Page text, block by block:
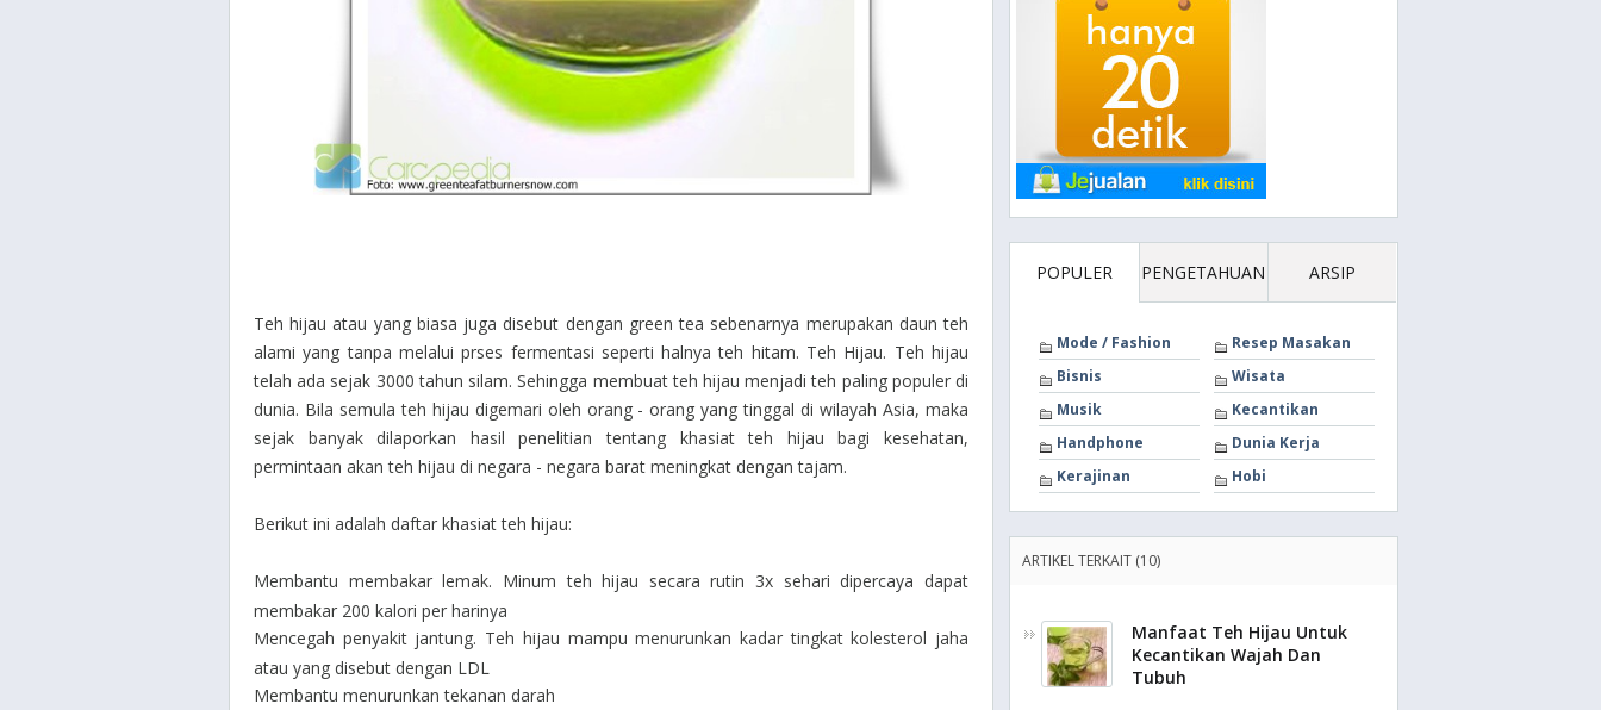
Teh hijau atau yang biasa juga disebut dengan green tea sebenarnya merupakan daun teh
alami yang tanpa melalui prses fermentasi seperti halnya teh hitam. Teh Hijau. Teh hijau
telah ada sejak 3000 tahun silam. Sehingga membuat teh hijau menjadi teh paling populer di
dunia. Bila semula teh hijau digemari oleh orang - orang yang tinggal di wilayah Asia, maka
sejak banyak dilaporkan hasil penelitian tentang khasiat teh hijau bagi kesehatan,
permintaan akan teh hijau di negara - negara barat meningkat dengan tajam.
Berikut ini adalah daftar khasiat teh hijau:
Membantu membakar lemak. Minum teh hijau secara rutin 3x sehari dipercaya dapat
membakar 200 kalori per harinya
Mencegah penyakit jantung. Teh hijau mampu menurunkan kadar tingkat kolesterol jaha
atau yang disebut dengan LDL
Membantu menurunkan tekanan darah
POPULER PENGETAHUAN ARSIP
Mode / Fashion
Resep Masakan
Bisnis
Wisata
Musik
Kecantikan
Handphone
Dunia Kerja
Kerajinan
Hobi
ARTIKEL TERKAIT (10)
Manfaat Teh Hijau Untuk
Kecantikan Wajah Dan
Tubuh